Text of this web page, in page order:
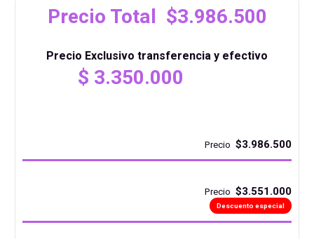
Precio Total $3.986.500
Precio Exclusivo transferencia y efectivo
El
$ 3.550.000 .
$ 3.350.000
$ 3.350.000 .
Precio $3.986.500
Precio $3.551.000
Descuento especial